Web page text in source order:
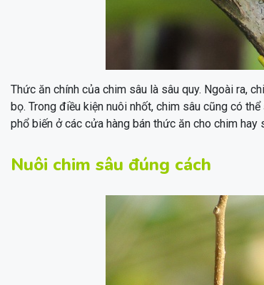
Thức ăn chính của chim sâu là sâu quy. Ngoài ra,
bọ. Trong điều kiện nuôi nhốt, chim sâu cũng có
phổ biến ở các cửa hàng bán thức ăn cho chim hay
Nuôi chim sâu đúng cách